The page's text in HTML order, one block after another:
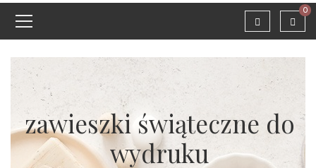
0
zawieszki świąteczne do
wydruku